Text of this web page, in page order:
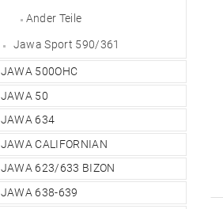
Ander Teile
Jawa Sport 590/361
JAWA 500OHC
JAWA 50
JAWA 634
JAWA CALIFORNIAN
JAWA 623/633 BIZON
JAWA 638-639